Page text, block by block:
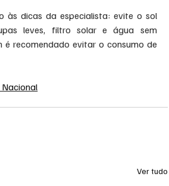
às dicas da especialista: evite o sol
leves, filtro solar e água sem
é recomendado evitar o consumo de
Nacional
Ver tudo